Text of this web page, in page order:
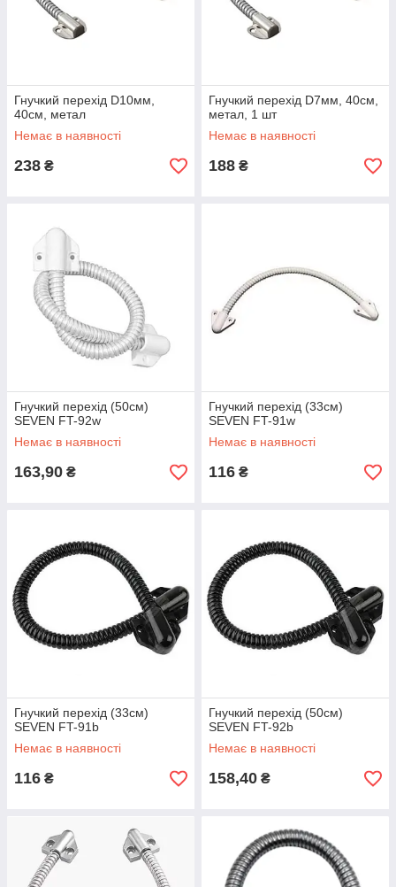
Гнучкий перехід D10мм,
40см, метал
Немає в наявності
238 ₴
Гнучкий перехід D7мм, 40см,
метал, 1 шт
Немає в наявності
188 ₴
Гнучкий перехід (50см)
SEVEN FT-92w
Немає в наявності
163,90 ₴
Гнучкий перехід (33см)
SEVEN FT-91w
Немає в наявності
116 ₴
Гнучкий перехід (33см)
SEVEN FT-91b
Немає в наявності
116 ₴
Гнучкий перехід (50см)
SEVEN FT-92b
Немає в наявності
158,40 ₴